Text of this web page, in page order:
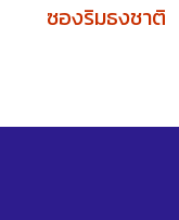
ซองริมธงชาติ